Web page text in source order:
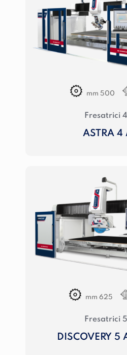
mm 500
Fresatrici
ASTRA 4
mm 625
Fresatrici
DISCOVERY 5